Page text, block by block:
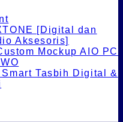
[Digital dan
Aksesoris]
Mockup AIO PC
Tasbih Digital &